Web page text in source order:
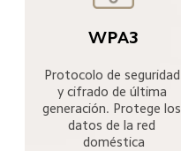
WPA3
Protocolo de seguridad
y cifrado de última
generación. Protege los
datos de la red
doméstica